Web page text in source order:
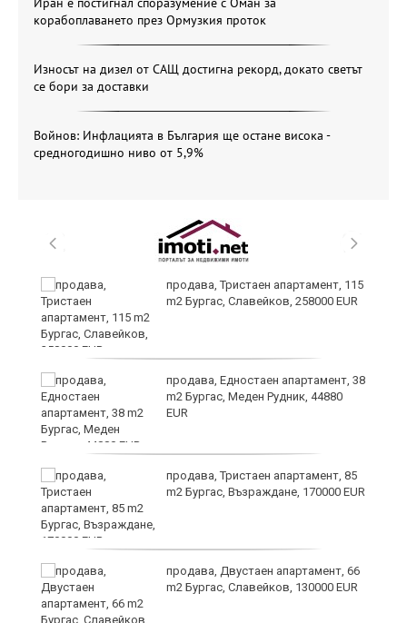
корабоплаването през Ормузкия проток
Износът на дизел от САЩ достигна рекорд, докато светът
се бори за доставки
Войнов: Инфлацията в България ще остане висока -
средногодишно ниво от 5,9%
продава, Тристаен апартамент, 115
m2 Бургас, Славейков, 258000 EUR
продава, Едностаен апартамент, 38
m2 Бургас, Меден Рудник, 44880
EUR
продава, Тристаен апартамент, 85
m2 Бургас, Възраждане, 170000 EUR
продава, Двустаен апартамент, 66
m2 Бургас, Славейков, 130000 EUR